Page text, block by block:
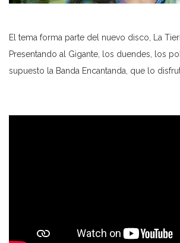
El tema forma parte del nuevo disco, La
Presentando al Gigante, los duendes, los
supuesto la Banda Encantanda, que lo
Facebook
Instagram
Youtube
SpotifyiTunes